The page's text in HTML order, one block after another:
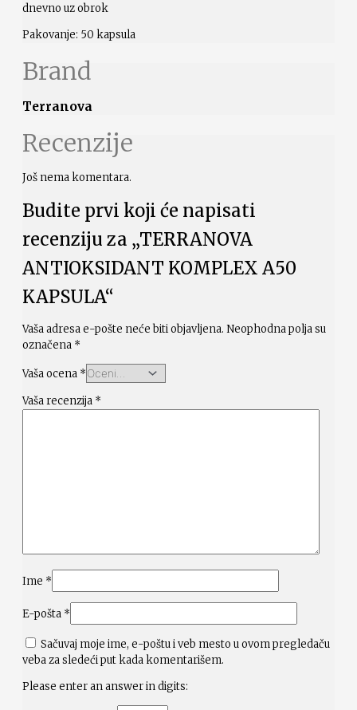
dnevno uz obrok
Pakovanje: 50 kapsula
Brand
Terranova
Recenzije
Još nema komentara.
Budite prvi koji će napisati
recenziju za „TERRANOVA
ANTIOKSIDANT KOMPLEX A50
KAPSULA“
Vaša adresa e-pošte neće biti objavljena. Neophodna polja su
označena *
Vaša ocena *
Vaša recenzija *
Ime *
E-pošta *
Sačuvaj moje ime, e-poštu i veb mesto u ovom pregledaču
veba za sledeći put kada komentarišem.
Please enter an answer in digits: